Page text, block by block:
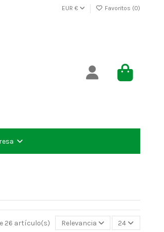
EUR € Favoritos (0)
26 artículo(s) Relevancia 24